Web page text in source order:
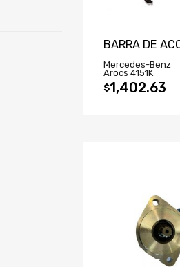
BARRA DE
Mercedes-Benz
Arocs 4151K
$1,402.63